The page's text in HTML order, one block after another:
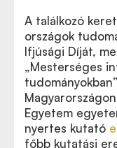
A találkozó
országok
Ifjúsági Díját,
„Mesterséges
Egyetem
nyertes kutató
főbb kutatási